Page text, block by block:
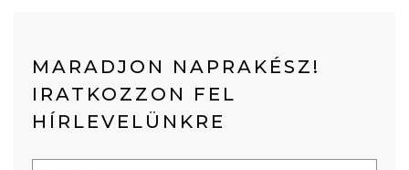
MARADJON NAPRAKÉSZ!
IRATKOZZON FEL
HÍRLEVELÜNKRE